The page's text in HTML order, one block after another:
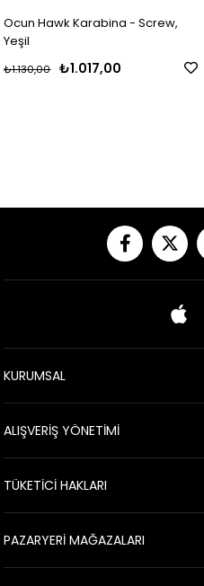
Ocun Hawk Karabina - Screw,
Yeşil
₺1.017,00
₺1.130,00
KURUMSAL
ALIŞVERİŞ YÖNETİMİ
TÜKETİCİ HAKLARI
PAZARYERİ MAĞAZALARI